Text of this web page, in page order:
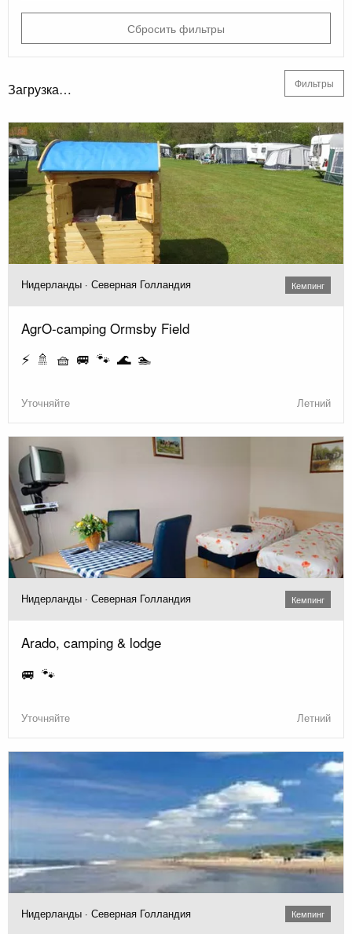
Сбросить фильтры
Загрузка… Фильтры
Нидерланды · Северная Голландия Кемпинг
AgrO-camping Ormsby Field
⚡ 🚿 🧺 🚐 🐾 🌊 🏊
Уточняйте Летний
Нидерланды · Северная Голландия Кемпинг
Arado, camping & lodge
🚐 🐾
Уточняйте Летний
Нидерланды · Северная Голландия Кемпинг